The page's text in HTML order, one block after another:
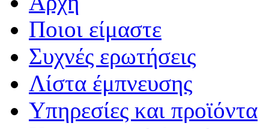
Ποιοι είμαστε
Συχνές ερωτήσεις
Λίστα έμπνευσης
Υπηρεσίες και προϊόντα